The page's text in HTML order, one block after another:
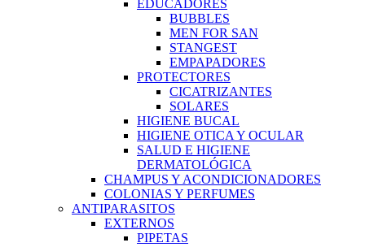
EDUCADORES
BUBBLES
MEN FOR SAN
STANGEST
EMPAPADORES
PROTECTORES
CICATRIZANTES
SOLARES
HIGIENE BUCAL
HIGIENE OTICA Y OCULAR
SALUD E HIGIENE
DERMATOLÓGICA
CHAMPUS Y ACONDICIONADORES
COLONIAS Y PERFUMES
ANTIPARASITOS
EXTERNOS
PIPETAS